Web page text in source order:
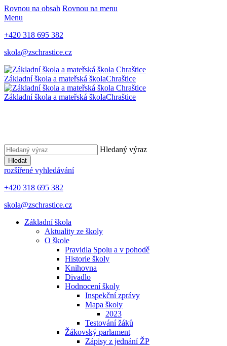
Rovnou na obsah Rovnou na menu
Menu
+420 318 695 382
skola@zschrastice.cz
Základní škola a mateřská školaChraštice
Základní škola a mateřská školaChraštice
Hledaný výraz
Hledat
rozšířené vyhledávání
+420 318 695 382
skola@zschrastice.cz
Základní škola
Aktuality ze školy
O škole
Pravidla Spolu a v pohodě
Historie školy
Knihovna
Divadlo
Hodnocení školy
Inspekční zprávy
Mapa školy
2023
Testování žáků
Žákovský parlament
Zápisy z jednání ŽP